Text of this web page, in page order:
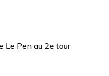
Le Pen au 2e tour